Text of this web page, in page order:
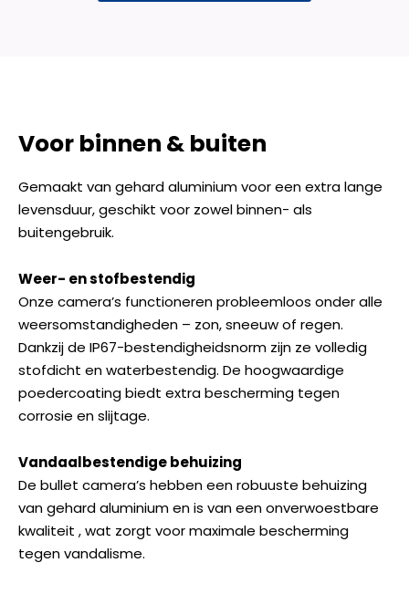
Voor binnen & buiten
Gemaakt van gehard aluminium voor een extra lange
levensduur, geschikt voor zowel binnen- als
buitengebruik.
Weer- en stofbestendig
Onze camera’s functioneren probleemloos onder alle
weersomstandigheden – zon, sneeuw of regen.
Dankzij de IP67-bestendigheidsnorm zijn ze volledig
stofdicht en waterbestendig. De hoogwaardige
poedercoating biedt extra bescherming tegen
corrosie en slijtage.
Vandaalbestendige behuizing
De bullet camera’s hebben een robuuste behuizing
van gehard aluminium en is van een onverwoestbare
kwaliteit , wat zorgt voor maximale bescherming
tegen vandalisme.